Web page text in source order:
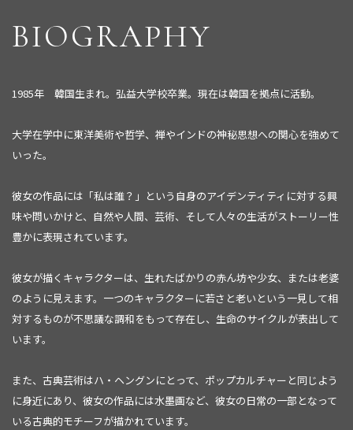
BIOGRAPHY
1985年 韓国生まれ。弘益大学校卒業。現在は韓国を拠点に活動。
大学在学中に東洋美術や哲学、禅やインドの神秘思想への関心を強めて
いった。
彼女の作品には「私は誰？」という自身のアイデンティティに対する興
味や問いかけと、自然や人間、芸術、そして人々の生活がストーリー性
豊かに表現されています。
彼女が描くキャラクターは、生れたばかりの赤ん坊や少女、または老婆
のように見えます。一つのキャラクターに若さと老いという一見して相
対するものが不思議な調和をもって存在し、生命のサイクルが表出して
います。
また、古典芸術はハ・ヘングンにとって、ポップカルチャーと同じよう
に身近にあり、彼女の作品には水墨画など、彼女の日常の一部となって
いる古典的モチーフが描かれています。